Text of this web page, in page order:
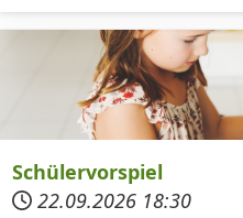
Schülervorspiel
22.09.2026 18:30